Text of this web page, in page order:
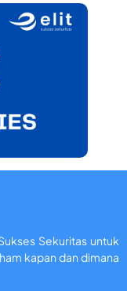
Sekuritas untuk
kapan dan dimana